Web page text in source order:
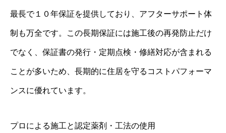
最長で１０年保証を提供しており、アフターサポート体
制も万全です。この長期保証には施工後の再発防止だけ
でなく、保証書の発行・定期点検・修繕対応が含まれる
ことが多いため、長期的に住居を守るコストパフォーマ
ンスに優れています。
プロによる施工と認定薬剤・工法の使用